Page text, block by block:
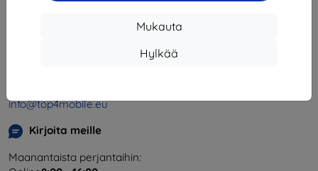
Mukauta
Hylkää
SK2023549671
info@top4mobile.eu
Kirjoita meille
Maanantaista perjantaihin: